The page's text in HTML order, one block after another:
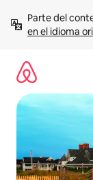
contenido
Parte del
en el idioma